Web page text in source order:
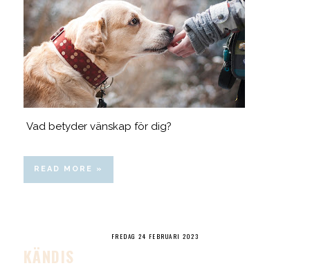
Vad betyder vänskap för dig?
READ MORE »
FREDAG 24 FEBRUARI 2023
KÄNDIS